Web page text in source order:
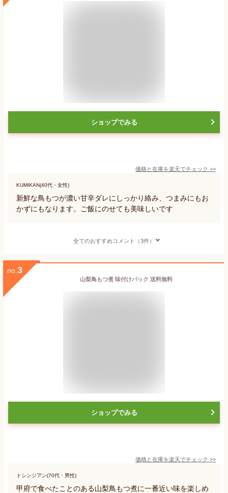
ショップでみる
価格と在庫を楽天でチェック >>
KUMIKAN(40代・女性)
新鮮な鳥もつが濃い甘辛ダレにしっかり絡み、つまみにもお
かずにもなります。ご飯にのせても美味しいです
全てのおすすめコメント（3件）
no. 3
山梨鳥もつ煮 味付けパック 送料無料
ショップでみる
価格と在庫を楽天でチェック >>
トシンジアン(70代・男性)
甲府で食べたことのある山梨鳥もつ煮に一番近い味を楽しめ